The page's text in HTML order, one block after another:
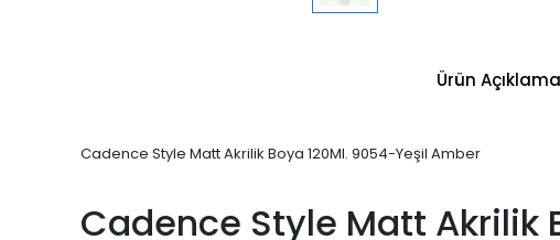
Ürün
Cadence Style Matt Akrilik Boya 120Ml. 9054-Yeşil Amber
Cadence Style Matt Akrilik